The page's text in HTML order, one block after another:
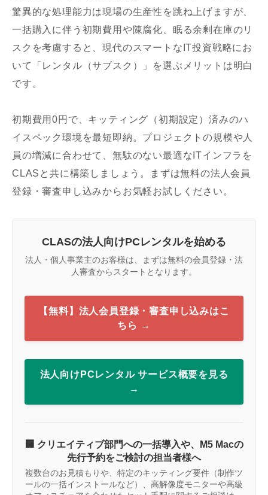
驚異的な処理能力は現場の生産性を跳ね上げますが、
一括購入に伴う初期費用や陳腐化、眠る余剰在庫のリ
スクを考慮すると、現代のスマートなIT投資戦略にお
いて「レンタル（サブスク）」を選ぶメリットは明白
です。
初期費用0円で、キッティング（初期設定）済みのハ
イスペック環境を最短即納。プロジェクトの規模や人
員の増減に合わせて、無駄のない最適なITインフラを
CLASと共に構築しましょう。まずは無料の法人会員
登録・審査申し込みからお気軽お試しください。
CLASの法人向けPCレンタルを始める
法人・個人事業主のお客様は、まずは無料の会員登録・法
人審査からスタートとなります。
【無料】法人会員登録・審査申し込みはこ
ちら →
法人向けPCレンタル サービス概要を見る
→
🏢 クリエイティブ部門への一括導入や、M5 Macの
先行予約をご検討の担当者様へ
複数台のお見積もりや、特定のキッティング要件（制作ツ
ールの一括インストールなど）、高解像度モニターや高級